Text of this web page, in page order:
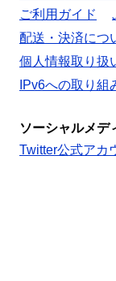
ご利用ガイド
配送・決済につ
個人情報取り扱
IPv6への取り組
ソーシャルメデ
Twitter公式アカ